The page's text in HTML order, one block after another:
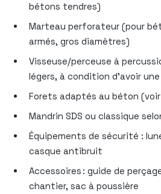
bétons tendres)
Marteau perforateur (pour
armés, gros diamètres)
Visseuse/perceuse à
légers, à condition d’avoir
Forets adaptés au béton
Mandrin SDS ou classique
Équipements de sécurité :
casque antibruit
Accessoires : guide de
chantier, sac à poussière